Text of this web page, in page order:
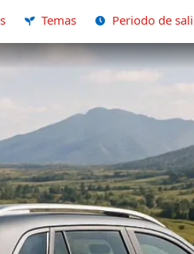
Temas Periodo de